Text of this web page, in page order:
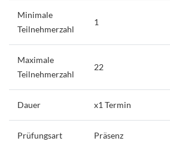
Minimale
Teilnehmerzahl
1
Maximale
Teilnehmerzahl
22
Dauer x1 Termin
Prüfungsart Präsenz